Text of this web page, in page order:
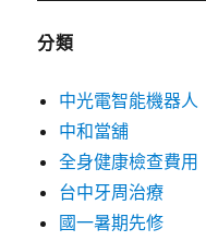
分類
中光電智能機器人
中和當舖
全身健康檢查費用
台中牙周治療
國一暑期先修